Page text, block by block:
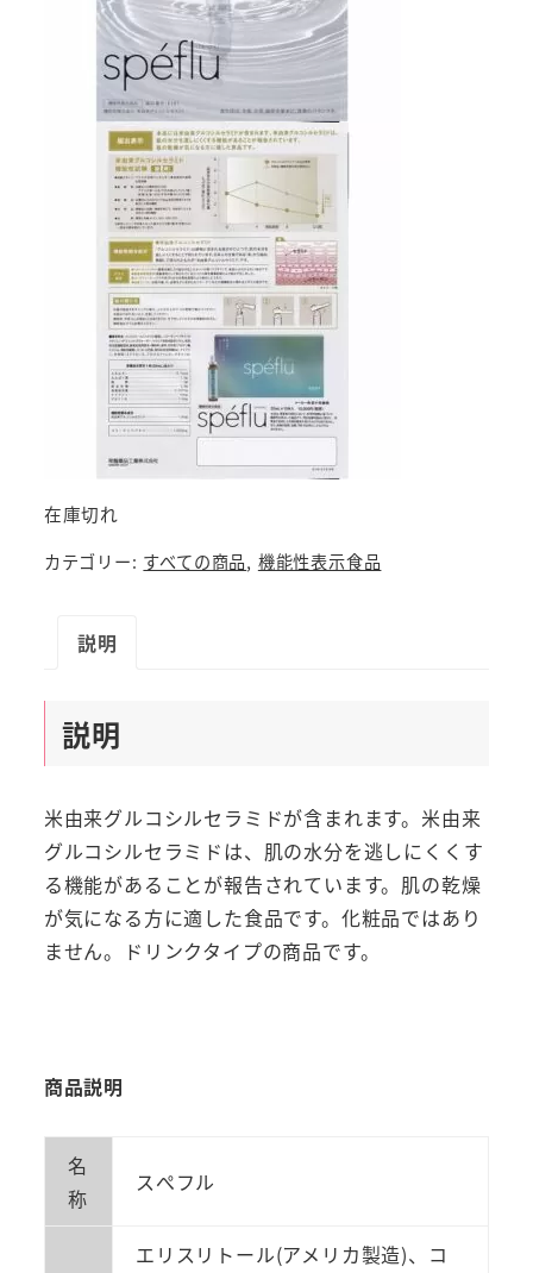
在庫切れ
カテゴリー: すべての商品, 機能性表示食品
説明
説明
米由来グルコシルセラミドが含まれます。米由来
グルコシルセラミドは、肌の水分を逃しにくくす
る機能があることが報告されています。肌の乾燥
が気になる方に適した食品です。化粧品ではあり
ません。ドリンクタイプの商品です。
商品説明
名
称
スぺフル
エリスリトール(アメリカ製造)、コ